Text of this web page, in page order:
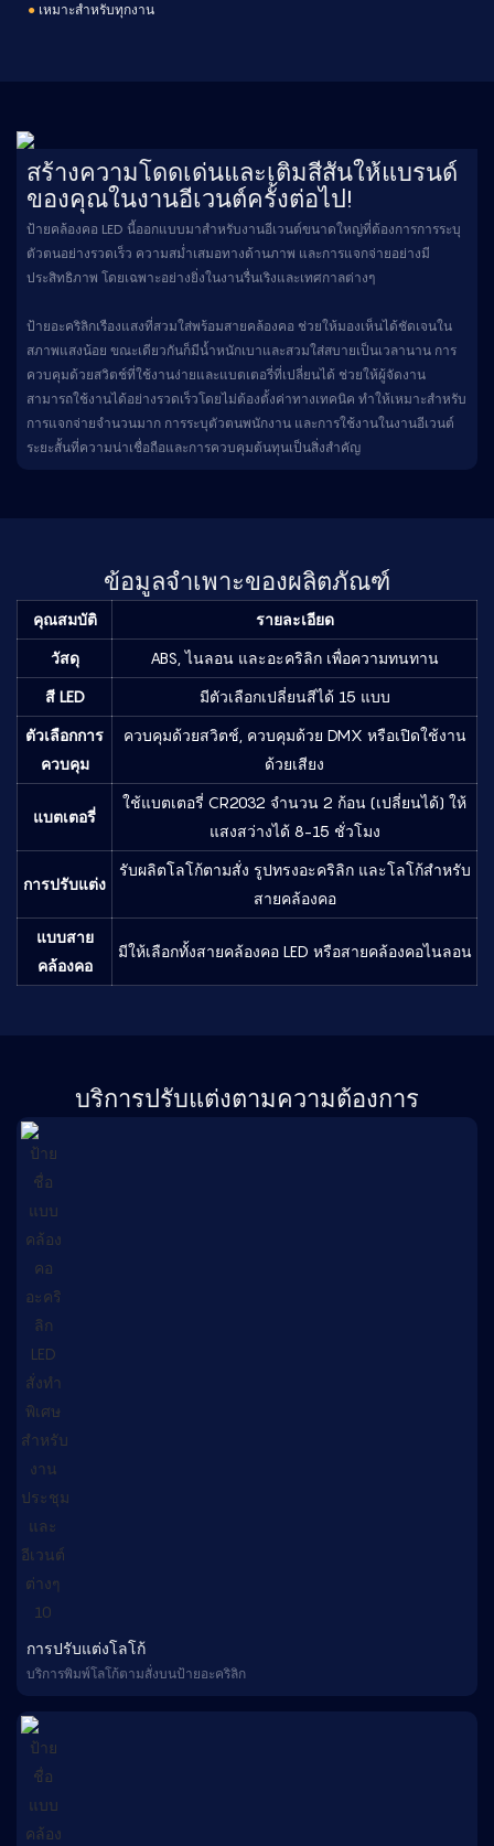
● เหมาะสำหรับทุกงาน
สร้างความโดดเด่นและเติมสีสันให้แบรนด์
ของคุณในงานอีเวนต์ครั้งต่อไป!
ป้ายคล้องคอ LED นี้ออกแบบมาสำหรับงานอีเวนต์ขนาดใหญ่ที่ต้องการการระบุ
ตัวตนอย่างรวดเร็ว ความสม่ำเสมอทางด้านภาพ และการแจกจ่ายอย่างมี
ประสิทธิภาพ โดยเฉพาะอย่างยิ่งในงานรื่นเริงและเทศกาลต่างๆ
ป้ายอะคริลิกเรืองแสงที่สวมใส่พร้อมสายคล้องคอ ช่วยให้มองเห็นได้ชัดเจนใน
สภาพแสงน้อย ขณะเดียวกันก็มีน้ำหนักเบาและสวมใส่สบายเป็นเวลานาน การ
ควบคุมด้วยสวิตช์ที่ใช้งานง่ายและแบตเตอรี่ที่เปลี่ยนได้ ช่วยให้ผู้จัดงาน
สามารถใช้งานได้อย่างรวดเร็วโดยไม่ต้องตั้งค่าทางเทคนิค ทำให้เหมาะสำหรับ
การแจกจ่ายจำนวนมาก การระบุตัวตนพนักงาน และการใช้งานในงานอีเวนต์
ระยะสั้นที่ความน่าเชื่อถือและการควบคุมต้นทุนเป็นสิ่งสำคัญ
ข้อมูลจำเพาะของผลิตภัณฑ์
คุณสมบัติ รายละเอียด
วัสดุ ABS, ไนลอน และอะคริลิก เพื่อความทนทาน
สี LED มีตัวเลือกเปลี่ยนสีได้ 15 แบบ
ตัวเลือกการ
ควบคุม
ควบคุมด้วยสวิตช์, ควบคุมด้วย DMX หรือเปิดใช้งาน
ด้วยเสียง
แบตเตอรี่
ใช้แบตเตอรี่ CR2032 จำนวน 2 ก้อน (เปลี่ยนได้) ให้
แสงสว่างได้ 8-15 ชั่วโมง
การปรับแต่ง
รับผลิตโลโก้ตามสั่ง รูปทรงอะคริลิก และโลโก้สำหรับ
สายคล้องคอ
แบบสาย
คล้องคอ
มีให้เลือกทั้งสายคล้องคอ LED หรือสายคล้องคอไนลอน
บริการปรับแต่งตามความต้องการ
การปรับแต่งโลโก้
บริการพิมพ์โลโก้ตามสั่งบนป้ายอะคริลิก